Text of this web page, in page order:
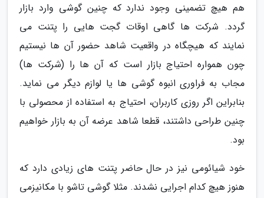
هم هیچ تضمینی وجود ندارد که چنین گوشی وارد بازار
گردد. شرکت ها گاهی اوقات گجت هایی را پتنت می
نمایند که هیچگاه در واقعیت شاهد حضور آن ها نیستیم
چون همواره احتیاج بازار است که آن ها را (شرکت ها)
مجاب به فراوری انبوه گوشی ها یا لوازم دیگر می نماید.
بنابراین اگر روزی کاربران، احتیاج به استفاده از محصولی با
چنین طراحی داشتند، قطعا شاهد عرضه آن به بازار خواهیم
بود.
خود شیائومی نیز در حال حاضر پتنت های زیادی دارد که
هنوز هیچ کدام اجرایی نشدند. مثلا گوشی تاشو با مکانیزمی